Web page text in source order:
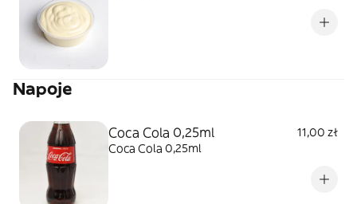
Napoje
Coca Cola 0,25ml
11,00 zł
Coca Cola 0,25ml